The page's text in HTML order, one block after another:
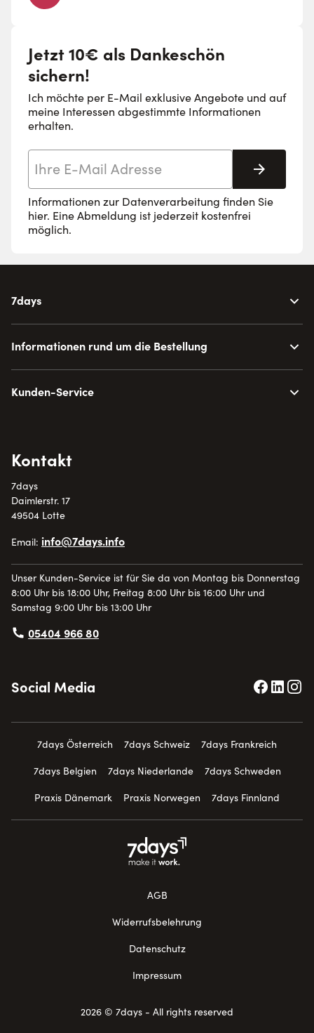
Jetzt 10€ als Dankeschön
sichern!
Ich möchte per E-Mail exklusive Angebote und auf
meine Interessen abgestimmte Informationen
erhalten.
Informationen zur Datenverarbeitung finden Sie
hier. Eine Abmeldung ist jederzeit kostenfrei
möglich.
7days
Informationen rund um die Bestellung
Kunden-Service
Kontakt
7days
Daimlerstr. 17
49504 Lotte
Email: info@7days.info
Unser Kunden-Service ist für Sie da von Montag bis Donnerstag
8:00 Uhr bis 18:00 Uhr, Freitag 8:00 Uhr bis 16:00 Uhr und
Samstag 9:00 Uhr bis 13:00 Uhr
05404 966 80
Social Media
7days Österreich 7days Schweiz
7days Frankreich
7days Belgien
7days Niederlande
7days Schweden
Praxis Dänemark
Praxis Norwegen 7days Finnland
AGB
Widerrufsbelehrung
Datenschutz
Impressum
2026 © 7days - All rights reserved